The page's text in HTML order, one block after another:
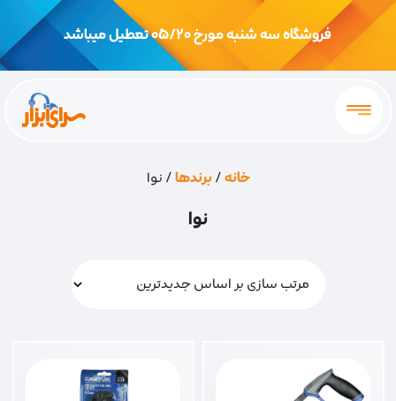
فروشگاه سه شنبه مورخ 05/20 تعطیل میباشد
خانه/برندها/ نوا
نوا